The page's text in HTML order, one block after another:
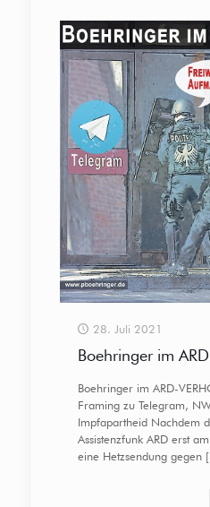
28. Juli 2021
Boehringer im
Boehringer im ARD-
Framing zu Telegram,
Impfapartheid Nachdem
Assistenzfunk ARD erst
eine Hetzsendung gegen